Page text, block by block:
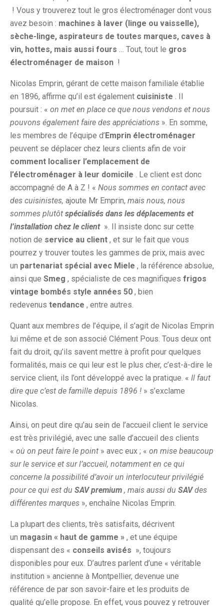
! Vous y trouverez tout le gros électroménager dont vous
avez besoin : machines à laver (linge ou vaisselle),
sèche-linge, aspirateurs de toutes marques, caves à
vin, hottes, mais aussi fours … Tout, tout le gros
électroménager de maison !
Nicolas Emprin, gérant de cette maison familiale établie
en 1896, affirme qu’il est également cuisiniste . Il
poursuit : « on met en place ce que nous vendons et nous
pouvons également faire des appréciations ». En somme,
les membres de l’équipe d’Emprin électroménager
peuvent se déplacer chez leurs clients afin de voir
comment localiser l’emplacement de
l’électroménager à leur domicile . Le client est donc
accompagné de A à Z ! « Nous sommes en contact avec
des cuisinistes, ajoute Mr Emprin, mais nous, nous
sommes plutôt spécialisés dans les déplacements et
l’installation chez le client ». Il insiste donc sur cette
notion de service au client , et sur le fait que vous
pourrez y trouver toutes les gammes de prix, mais avec
un partenariat spécial avec Miele , la référence absolue,
ainsi que Smeg , spécialiste de ces magnifiques frigos
vintage bombés style années 50 , bien
redevenus tendance , entre autres.
Quant aux membres de l’équipe, il s’agit de Nicolas Emprin
lui même et de son associé Clément Pous. Tous deux ont
fait du droit, qu’ils savent mettre à profit pour quelques
formalités, mais ce qui leur est le plus cher, c’est-à-dire le
service client, ils l’ont développé avec la pratique. « Il faut
dire que c’est de famille depuis 1896 ! » s’exclame
Nicolas.
Ainsi, on peut dire qu’au sein de l’accueil client le service
est très privilégié, avec une salle d’accueil des clients
« où on peut faire le point » avec eux ; « on mise beaucoup
sur le service et sur l’accueil, notamment en ce qui
concerne la possibilité d’avoir un interlocuteur privilégié
pour ce qui est du SAV premium , mais aussi du SAVdes
différentes marques », enchaîne Nicolas Emprin.
La plupart des clients, très satisfaits, décrivent
un magasin « haut de gamme » , et une équipe
dispensant des « conseils avisés », toujours
disponibles pour eux. D’autres parlent d’une « véritable
institution » ancienne à Montpellier, devenue une
référence de par son savoir-faire et les produits de
qualité qu’elle propose. En effet, vous pouvez y retrouver